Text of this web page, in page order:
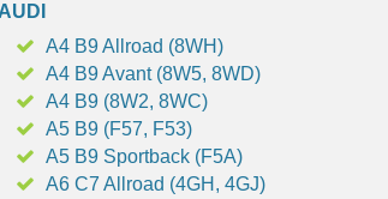
AUDI
A4 B9 Allroad (8WH)
A4 B9 Avant (8W5, 8WD)
A4 B9 (8W2, 8WC)
A5 B9 (F57, F53)
A5 B9 Sportback (F5A)
A6 C7 Allroad (4GH, 4GJ)